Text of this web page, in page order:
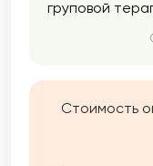
груповой
Стоимость